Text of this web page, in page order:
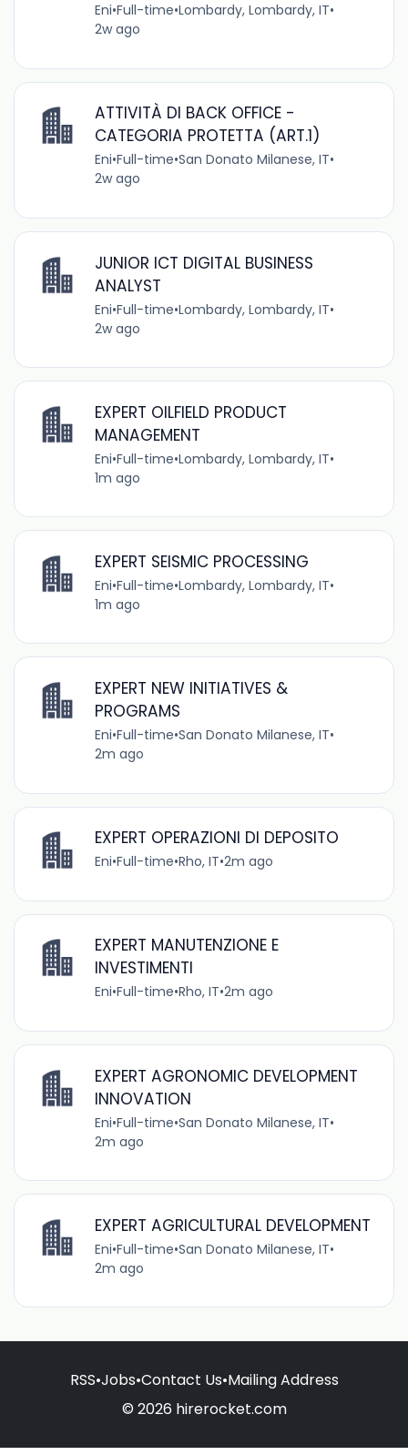
Eni•Full-time•Lombardy, Lombardy, IT•
2w ago
ATTIVITÀ DI BACK OFFICE -
CATEGORIA PROTETTA (ART.1)
Eni•Full-time•San Donato Milanese, IT•
2w ago
JUNIOR ICT DIGITAL BUSINESS
ANALYST
Eni•Full-time•Lombardy, Lombardy, IT•
2w ago
EXPERT OILFIELD PRODUCT
MANAGEMENT
Eni•Full-time•Lombardy, Lombardy, IT•
1m ago
EXPERT SEISMIC PROCESSING
Eni•Full-time•Lombardy, Lombardy, IT•
1m ago
EXPERT NEW INITIATIVES &
PROGRAMS
Eni•Full-time•San Donato Milanese, IT•
2m ago
EXPERT OPERAZIONI DI DEPOSITO
Eni•Full-time•Rho, IT•2m ago
EXPERT MANUTENZIONE E
INVESTIMENTI
Eni•Full-time•Rho, IT•2m ago
EXPERT AGRONOMIC DEVELOPMENT
INNOVATION
Eni•Full-time•San Donato Milanese, IT•
2m ago
EXPERT AGRICULTURAL DEVELOPMENT
Eni•Full-time•San Donato Milanese, IT•
2m ago
RSS•Jobs•Contact Us•Mailing Address
© 2026 hirerocket.com